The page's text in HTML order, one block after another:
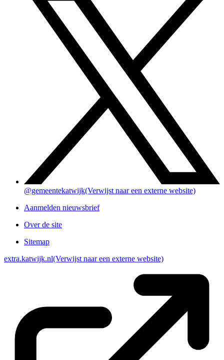
@gemeentekatwijk(Verwijst naar een externe website)
Aanmelden nieuwsbrief
Over de site
Sitemap
extra.katwijk.nl(Verwijst naar een externe website)